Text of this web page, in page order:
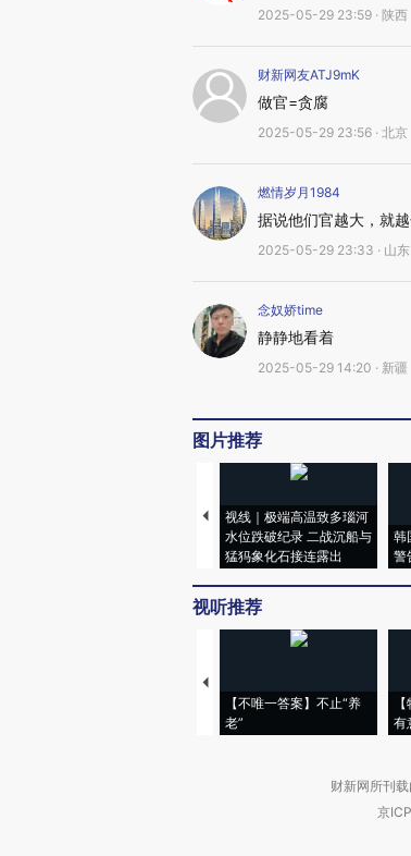
2025-05-29 23:59 · 陕西
财新网友ATJ9mK
做官=贪腐
2025-05-29 23:56 · 北京
燃情岁月1984
据说他们官越大，就
2025-05-29 23:33 · 山东
念奴娇time
静静地看着
2025-05-29 14:20 · 新疆
图片推荐
视线｜极端高温致多瑙河
水位跌破纪录 二战沉船与
猛犸象化石接连露出
韩
警
视听推荐
【不唯一答案】不止“养
老”
有
财新网所刊
京